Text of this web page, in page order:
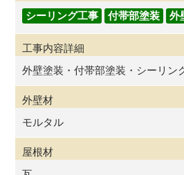
シーリング工事
付帯部塗装 外
工事内容詳細
外壁塗装・付帯部塗装・シーリン
外壁材
モルタル
屋根材